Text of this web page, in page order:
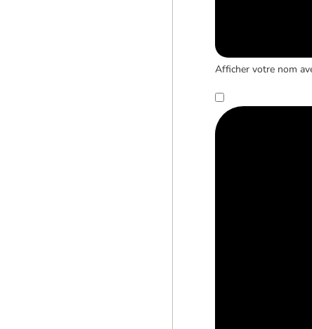
Afficher votre nom